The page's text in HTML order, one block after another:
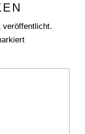
veröffentlicht.